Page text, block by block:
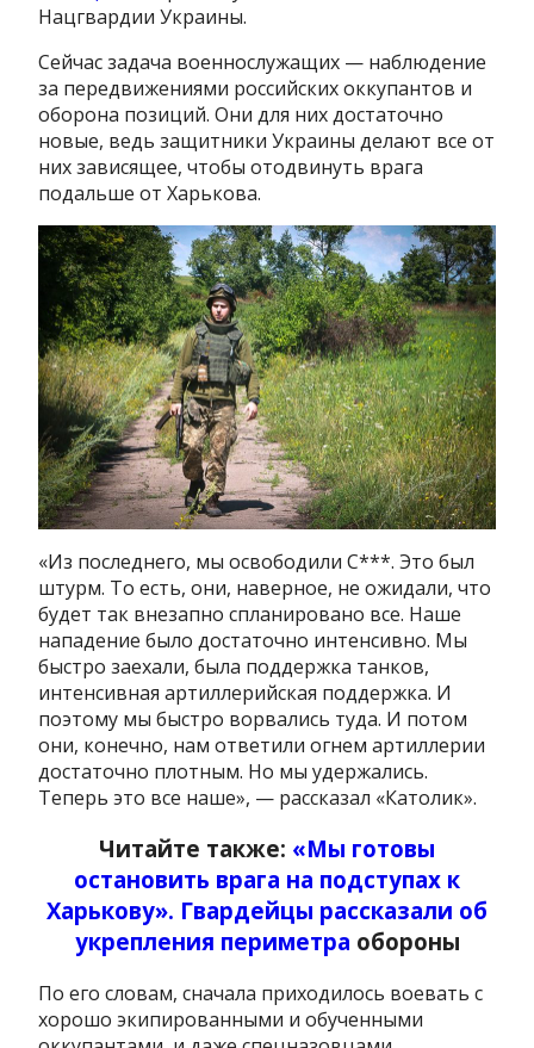
Нацгвардии Украины.
Сейчас задача военнослужащих — наблюдение
за передвижениями российских оккупантов и
оборона позиций. Они для них достаточно
новые, ведь защитники Украины делают все от
них зависящее, чтобы отодвинуть врага
подальше от Харькова.
«Из последнего, мы освободили С***. Это был
штурм. То есть, они, наверное, не ожидали, что
будет так внезапно спланировано все. Наше
нападение было достаточно интенсивно. Мы
быстро заехали, была поддержка танков,
интенсивная артиллерийская поддержка. И
поэтому мы быстро ворвались туда. И потом
они, конечно, нам ответили огнем артиллерии
достаточно плотным. Но мы удержались.
Теперь это все наше», — рассказал «Католик».
Читайте также: «Мы готовы
остановить врага на подступах к
Харькову». Гвардейцы рассказали об
укрепления периметра обороны
По его словам, сначала приходилось воевать с
хорошо экипированными и обученными